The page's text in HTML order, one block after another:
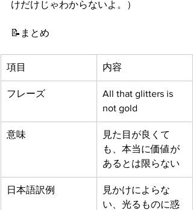
けだけじゃわからないよ。）
📝まとめ
項目 内容
フレーズ
All that glitters is
not gold
意味
見た目が良くて
も、本当に価値が
あるとは限らない
日本語訳例
見かけによらな
い、光るものに惑